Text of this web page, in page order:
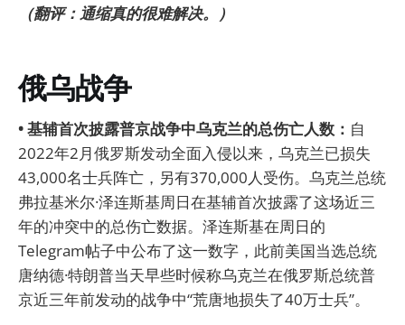
（翻评：通缩真的很难解决。）
俄乌战争
• 基辅首次披露普京战争中乌克兰的总伤亡人数： 自
2022年2月俄罗斯发动全面入侵以来，乌克兰已损失
43,000名士兵阵亡，另有370,000人受伤。乌克兰总统
弗拉基米尔·泽连斯基周日在基辅首次披露了这场近三
年的冲突中的总伤亡数据。泽连斯基在周日的
Telegram帖子中公布了这一数字，此前美国当选总统
唐纳德·特朗普当天早些时候称乌克兰在俄罗斯总统普
京近三年前发动的战争中“荒唐地损失了40万士兵”。